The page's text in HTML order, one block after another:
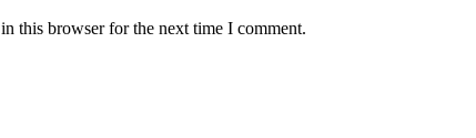
this browser for the next time I comment.